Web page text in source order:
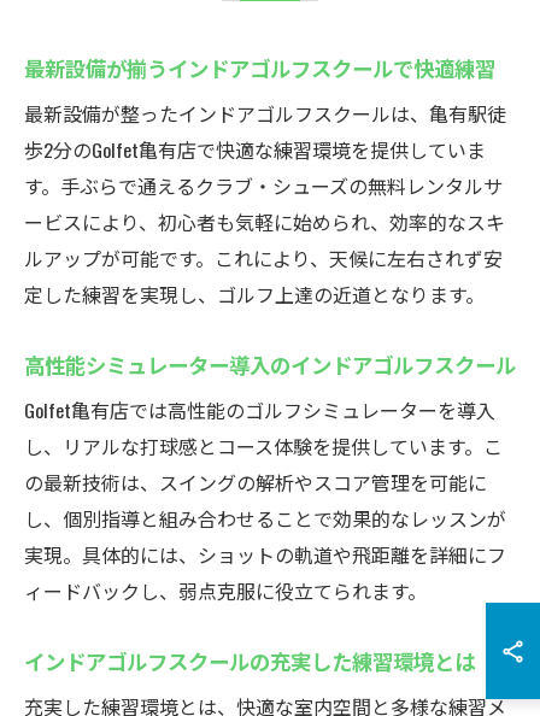
最新設備が揃うインドアゴルフスクールで快適練習
最新設備が整ったインドアゴルフスクールは、亀有駅徒
歩2分のGolfet亀有店で快適な練習環境を提供していま
す。手ぶらで通えるクラブ・シューズの無料レンタルサ
ービスにより、初心者も気軽に始められ、効率的なスキ
ルアップが可能です。これにより、天候に左右されず安
定した練習を実現し、ゴルフ上達の近道となります。
高性能シミュレーター導入のインドアゴルフスクール
Golfet亀有店では高性能のゴルフシミュレーターを導入
し、リアルな打球感とコース体験を提供しています。こ
の最新技術は、スイングの解析やスコア管理を可能に
し、個別指導と組み合わせることで効果的なレッスンが
実現。具体的には、ショットの軌道や飛距離を詳細にフ
ィードバックし、弱点克服に役立てられます。
インドアゴルフスクールの充実した練習環境とは
充実した練習環境とは、快適な室内空間と多様な練習メ